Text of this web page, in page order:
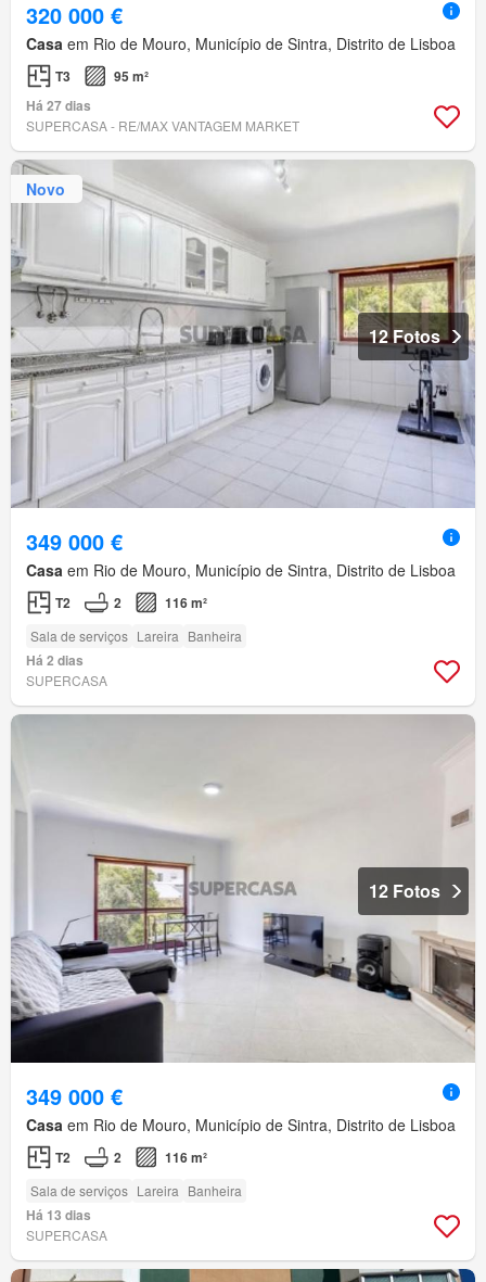
320 000 €
Casa em Rio de Mouro, Município de Sintra, Distrito de Lisboa
T3
95 m²
Há 27 dias
SUPERCASA - RE/MAX VANTAGEM MARKET
Novo
12 Fotos
349 000 €
Casa em Rio de Mouro, Município de Sintra, Distrito de Lisboa
T2 2 116 m²
Sala de serviços Lareira Banheira
Há 2 dias
SUPERCASA
12 Fotos
349 000 €
Casa em Rio de Mouro, Município de Sintra, Distrito de Lisboa
T2 2 116 m²
Sala de serviços Lareira Banheira
Há 13 dias
SUPERCASA